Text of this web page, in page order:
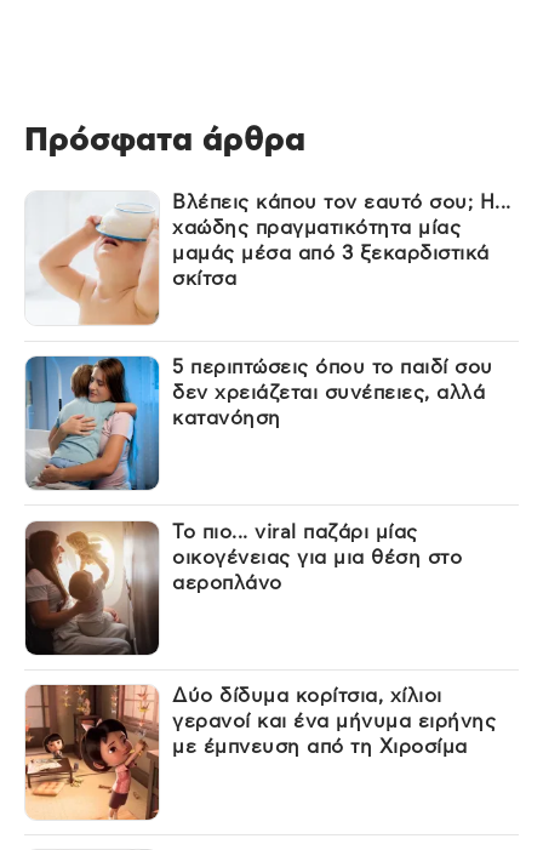
Πρόσφατα άρθρα
Βλέπεις κάπου τον εαυτό σου; Η...
χαώδης πραγματικότητα μίας
μαμάς μέσα από 3 ξεκαρδιστικά
σκίτσα
5 περιπτώσεις όπου το παιδί σου
δεν χρειάζεται συνέπειες, αλλά
κατανόηση
Το πιο... viral παζάρι μίας
οικογένειας για μια θέση στο
αεροπλάνο
Δύο δίδυμα κορίτσια, χίλιοι
γερανοί και ένα μήνυμα ειρήνης
με έμπνευση από τη Χιροσίμα